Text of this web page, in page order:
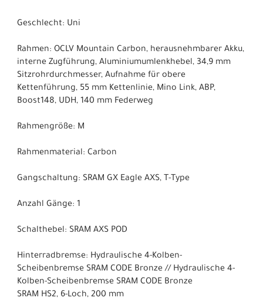
Geschlecht: Uni
Rahmen: OCLV Mountain Carbon, herausnehmbarer Akku,
interne Zugführung, Aluminiumumlenkhebel, 34,9 mm
Sitzrohrdurchmesser, Aufnahme für obere
Kettenführung, 55 mm Kettenlinie, Mino Link, ABP,
Boost148, UDH, 140 mm Federweg
Rahmengröße: M
Rahmenmaterial: Carbon
Gangschaltung: SRAM GX Eagle AXS, T-Type
Anzahl Gänge: 1
Schalthebel: SRAM AXS POD
Hinterradbremse: Hydraulische 4-Kolben-
Scheibenbremse SRAM CODE Bronze // Hydraulische 4-
Kolben-Scheibenbremse SRAM CODE Bronze
SRAM HS2, 6-Loch, 200 mm